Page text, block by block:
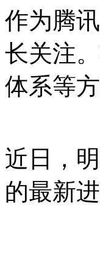
作为腾
长关注
体系等
近日，
的最新进